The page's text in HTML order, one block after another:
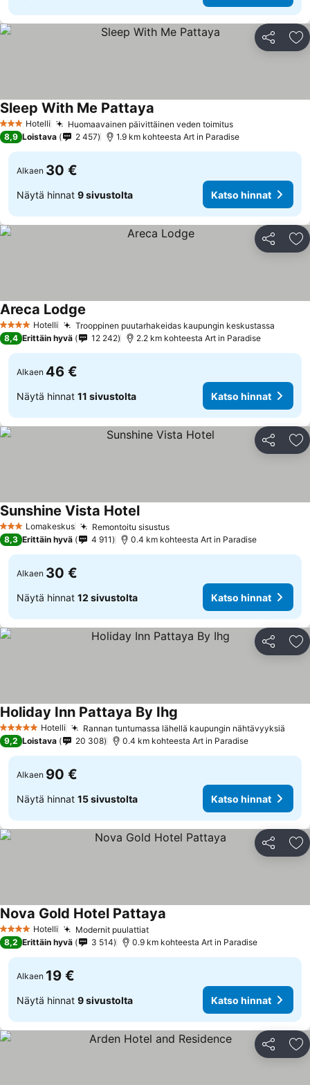
Jaa
3 Tähtiluokitus
Hotelli Huomaavainen päivittäinen veden toimitus
Sleep With Me Pattaya
8,9 Loistava 2 457 1.9 km kohteesta Art in Paradise
Alkaen 30 €
Näytä hinnat 9 sivustolta Katso hinnat
Jaa
4 Tähtiluokitus
Hotelli Trooppinen puutarhakeidas kaupungin keskustassa
Areca Lodge
8,4 Erittäin hyvä 12 242 2.2 km kohteesta Art in Paradise
Alkaen 46 €
Näytä hinnat 11 sivustolta Katso hinnat
Jaa
3 Tähtiluokitus
Lomakeskus Remontoitu sisustus
Sunshine Vista Hotel
8,3 Erittäin hyvä 4 911 0.4 km kohteesta Art in Paradise
Alkaen 30 €
Näytä hinnat 12 sivustolta Katso hinnat
Jaa
5 Tähtiluokitus
Hotelli Rannan tuntumassa lähellä kaupungin nähtävyyksiä
Holiday Inn Pattaya By Ihg
9,2 Loistava 20 308 0.4 km kohteesta Art in Paradise
Alkaen 90 €
Näytä hinnat 15 sivustolta Katso hinnat
Jaa
4 Tähtiluokitus
Hotelli Modernit puulattiat
Nova Gold Hotel Pattaya
8,2 Erittäin hyvä 3 514 0.9 km kohteesta Art in Paradise
Alkaen 19 €
Näytä hinnat 9 sivustolta Katso hinnat
Jaa